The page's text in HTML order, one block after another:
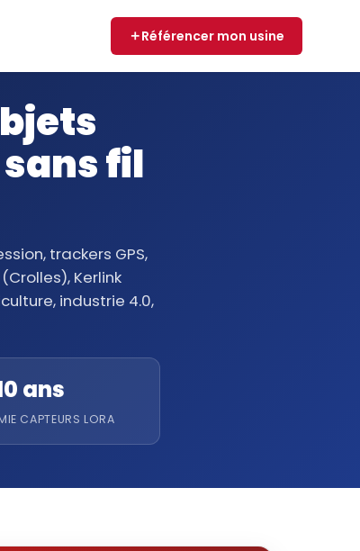
Référencer mon usine
fil
trackers GPS,
Kerlink
industrie 4.0,
ans
CAPTEURS LORA